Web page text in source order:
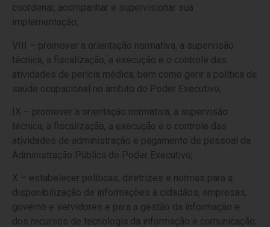
coordenar, acompanhar e supervisionar sua
implementação;
VIII – promover a orientação normativa, a supervisão
técnica, a fiscalização, a execução e o controle das
atividades de perícia médica, bem como gerir a política de
saúde ocupacional no âmbito do Poder Executivo;
IX – promover a orientação normativa, a supervisão
técnica, a fiscalização, a execução e o controle das
atividades de administração e pagamento de pessoal da
Administração Pública do Poder Executivo;
X – estabelecer políticas, diretrizes e normas para a
disponibilização de informações a cidadãos, empresas,
governo e servidores e para a gestão da informação e
dos recursos de tecnologia da informação e comunicação;